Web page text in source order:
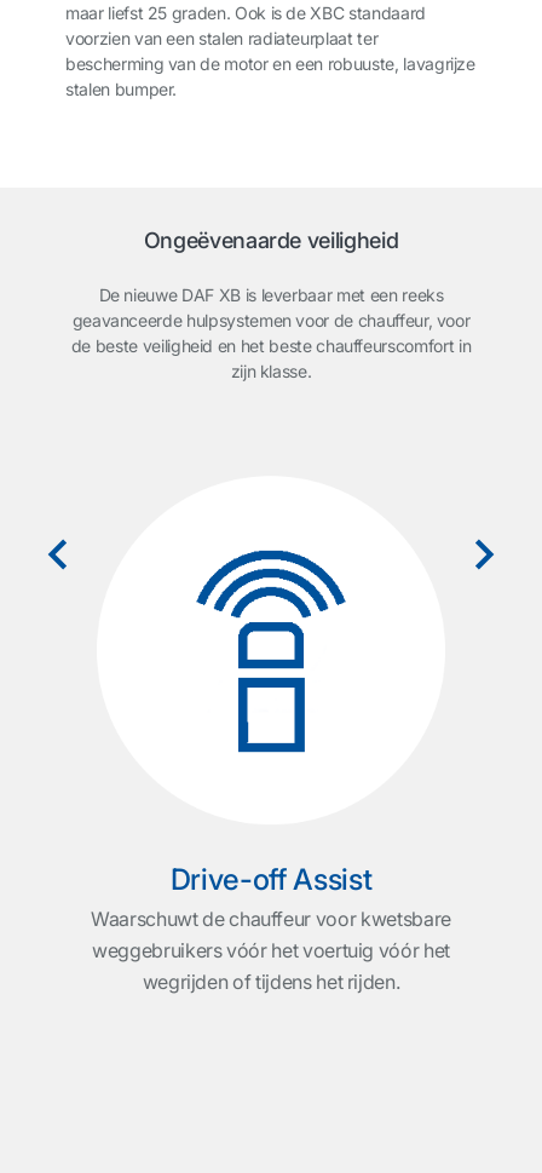
maar liefst 25 graden. Ook is de XBC standaard
voorzien van een stalen radiateurplaat ter
bescherming van de motor en een robuuste, lavagrijze
stalen bumper.
Ongeëvenaarde veiligheid
De nieuwe DAF XB is leverbaar met een reeks
geavanceerde hulpsystemen voor de chauffeur, voor
de beste veiligheid en het beste chauffeurscomfort in
zijn klasse.
Drive-off Assist
Waarschuwt de chauffeur voor kwetsbare
weggebruikers vóór het voertuig vóór het
wegrijden of tijdens het rijden.